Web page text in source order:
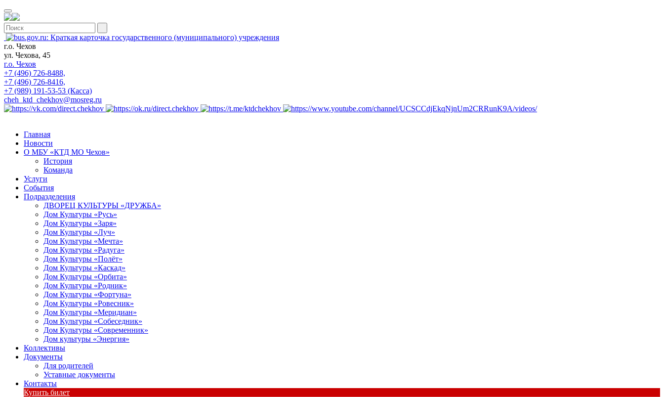
г.о. Чехов
ул. Чехова, 45
г.о. Чехов
+7 (496) 726-8488,
+7 (496) 726-8416,
+7 (989) 191-53-53 (Касса)
cheh_ktd_chekhov@mosreg.ru
Главная
Новости
О МБУ «КТД МО Чехов»
История
Команда
Услуги
События
Подразделения
ДВОРЕЦ КУЛЬТУРЫ «ДРУЖБА»
Дом Культуры «Русь»
Дом Культуры «Заря»
Дом Культуры «Луч»
Дом Культуры «Мечта»
Дом Культуры «Радуга»
Дом Культуры «Полёт»
Дом Культуры «Каскад»
Дом Культуры «Орбита»
Дом Культуры «Родник»
Дом Культуры «Фортуна»
Дом Культуры «Ровесник»
Дом Культуры «Меридиан»
Дом Культуры «Собеседник»
Дом Культуры «Современник»
Дом культуры «Энергия»
Коллективы
Документы
Для родителей
Уставные документы
Контакты
Купить билет